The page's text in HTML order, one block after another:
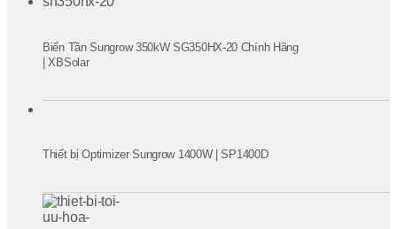
Biến Tần Sungrow 350kW SG350HX-20 Chính Hãng
| XBSolar
Thiết bị Optimizer Sungrow 1400W | SP1400D